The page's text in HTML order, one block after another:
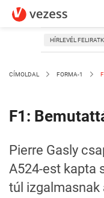
HÍRLEVÉL
CÍMOLDAL FORMA-1
F1:
Pierre Gasly
A524-est kapta
túl izgalmasnak